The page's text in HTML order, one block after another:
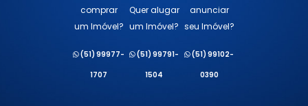
comprar
um Imóvel?
(51) 99977-
1707
Quer alugar
um Imóvel?
(51) 99791-
1504
anunciar
seu Imóvel?
(51) 99102-
0390